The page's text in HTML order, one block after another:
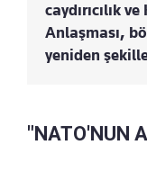
caydırıcılık
Anlaşması,
yeniden
"NATO'NUN